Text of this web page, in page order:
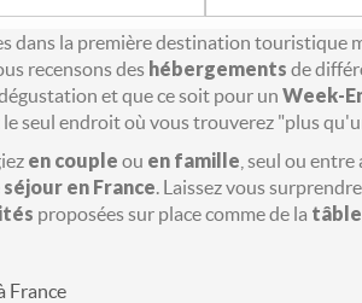
dans la première destination touristique
recensons des hébergements de
et que ce soit pour un Week-
seul endroit où vous trouverez "plus
en couple ou en famille , seul ou
séjour en France. Laissez vous
proposées sur place comme de la
France